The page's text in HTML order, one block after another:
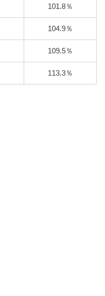
101.8％
104.9％
109.5％
113.3％